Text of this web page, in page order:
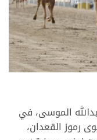
الموسى، في
رموز القعدان،